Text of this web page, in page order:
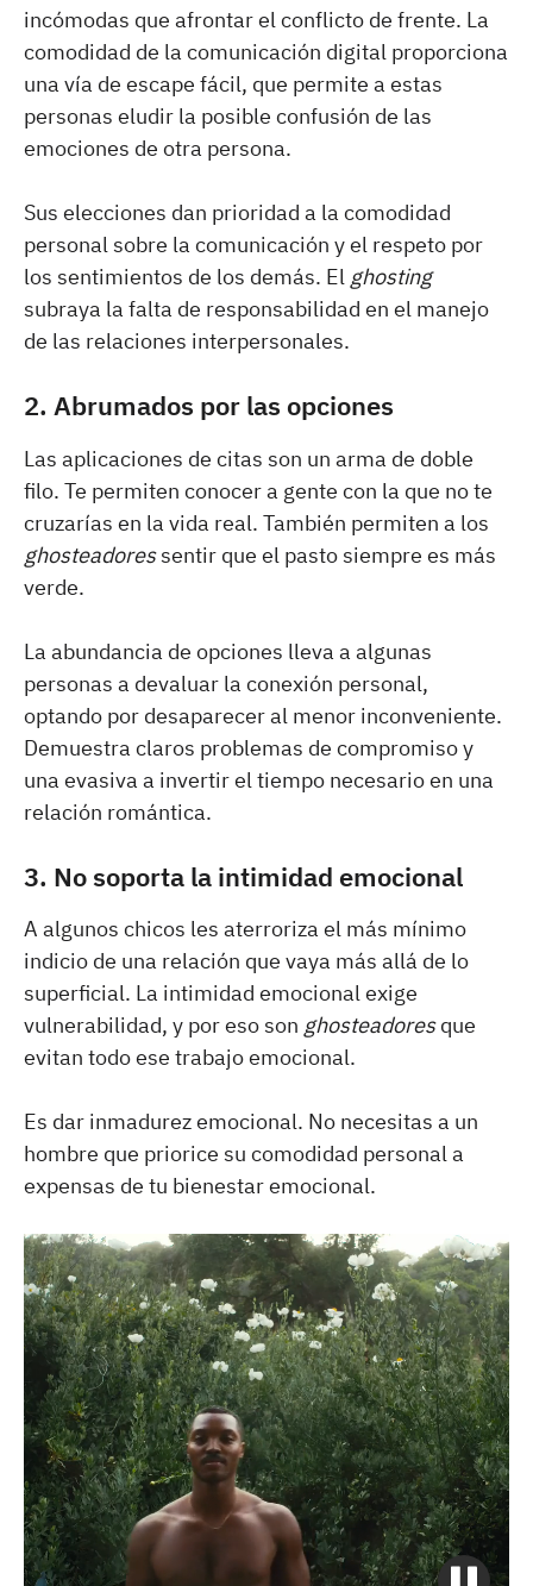
incómodas que afrontar el conflicto de frente. La
comodidad de la comunicación digital proporciona
una vía de escape fácil, que permite a estas
personas eludir la posible confusión de las
emociones de otra persona.
Sus elecciones dan prioridad a la comodidad
personal sobre la comunicación y el respeto por
los sentimientos de los demás. El ghosting
subraya la falta de responsabilidad en el manejo
de las relaciones interpersonales.
2. Abrumados por las opciones
Las aplicaciones de citas son un arma de doble
filo. Te permiten conocer a gente con la que no te
cruzarías en la vida real. También permiten a los
ghosteadoressentir que el pasto siempre es más
verde.
La abundancia de opciones lleva a algunas
personas a devaluar la conexión personal,
optando por desaparecer al menor inconveniente.
Demuestra claros problemas de compromiso y
una evasiva a invertir el tiempo necesario en una
relación romántica.
3. No soporta la intimidad emocional
A algunos chicos les aterroriza el más mínimo
indicio de una relación que vaya más allá de lo
superficial. La intimidad emocional exige
vulnerabilidad, y por eso son ghosteadoresque
evitan todo ese trabajo emocional.
Es dar inmadurez emocional. No necesitas a un
hombre que priorice su comodidad personal a
expensas de tu bienestar emocional.